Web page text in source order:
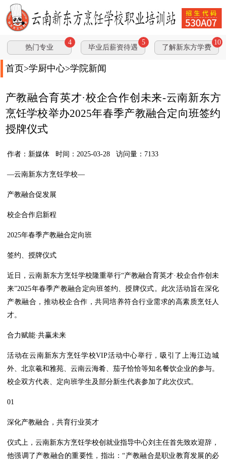
热门专业
4
毕业后薪资待遇
5
了解新东方学费
10
首页>学厨中心>学院新闻
产教融合育英才·校企合作创未来-云南新东方
烹饪学校举办2025年春季产教融合定向班签约
授牌仪式
作者：新媒体 时间：2025-03-28 访问量：7133
—云南新东方烹饪学校—
产教融合促发展
校企合作启新程
2025年春季产教融合定向班
签约、授牌仪式
近日，云南新东方烹饪学校隆重举行“产教融合育英才·校企合作创未
来”2025年春季产教融合定向班签约、授牌仪式。此次活动旨在深化
产教融合，推动校企合作，共同培养符合行业需求的高素质烹饪人
才。
合力赋能·共赢未来
活动在云南新东方烹饪学校VIP活动中心举行，吸引了上海江边城
外、北京羲和雅苑、云南云海肴、茄子恰恰等知名餐饮企业的参与。
校企双方代表、定向班学生及部分新生代表参加了此次仪式。
01
深化产教融合，共育行业英才
仪式上，云南新东方烹饪学校创就业指导中心刘主任首先致欢迎辞，
他强调了产教融合的重要性，指出：“产教融合是职业教育发展的必